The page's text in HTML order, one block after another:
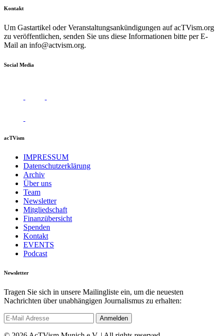
Kontakt
Um Gastartikel oder Veranstaltungsankündigungen auf acTVism.org
zu veröffentlichen, senden Sie uns diese Informationen bitte per E-
Mail an info@actvism.org.
Social Media
acTVism
IMPRESSUM
Datenschutzerklärung
Archiv
Über uns
Team
Newsletter
Mitgliedschaft
Finanzübersicht
Spenden
Kontakt
EVENTS
Podcast
Newsletter
Tragen Sie sich in unsere Mailingliste ein, um die neuesten
Nachrichten über unabhängigen Journalismus zu erhalten: